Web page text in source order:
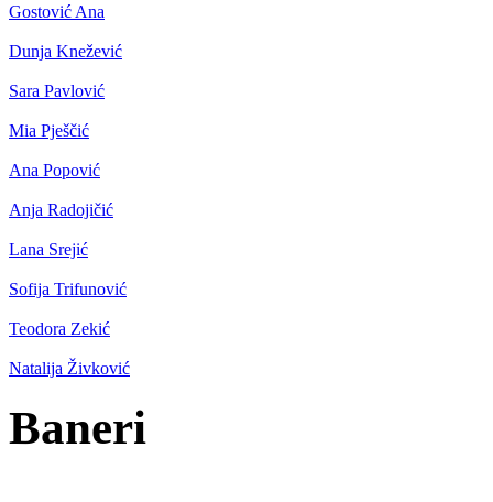
Gostović Ana
Dunja Knežević
Sara Pavlović
Mia Pješčić
Ana Popović
Anja Radojičić
Lana Srejić
Sofija Trifunović
Teodora Zekić
Natalija Živković
Baneri